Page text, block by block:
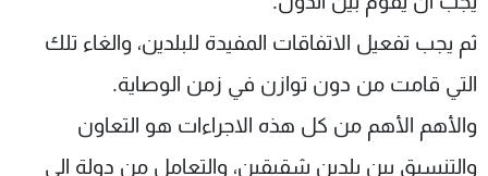
ثم يجب تفعيل الاتفاقات المفيدة للبلدين، والغاء تلك
التي قامت من دون توازن في زمن الوصاية.
والأهم الأهم من كل هذه الاجراءات هو التعاون
والتنسيق بين بلدين شقيقين، والتعامل من دولة الى